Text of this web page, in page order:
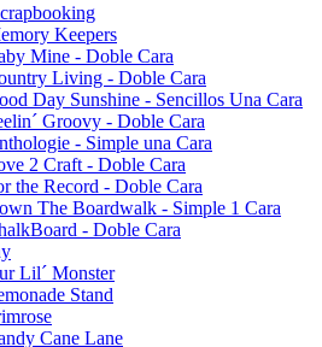
Keepers
Mine - Doble Cara
Living - Doble Cara
Day Sunshine - Sencillos Una Cara
Groovy - Doble Cara
- Simple una Cara
2 Craft - Doble Cara
the Record - Doble Cara
The Boardwalk - Simple 1 Cara
- Doble Cara
Lil´ Monster
Stand
Cane Lane